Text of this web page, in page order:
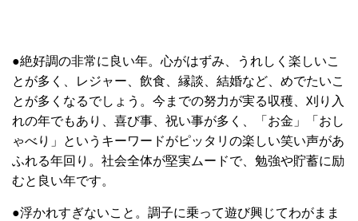
●絶好調の非常に良い年。心がはずみ、うれしく楽しいこ
とが多く、レジャー、飲食、縁談、結婚など、めでたいこ
とが多くなるでしょう。今までの努力が実る収穫、刈り入
れの年でもあり、喜び事、祝い事が多く、「お金」「おし
ゃべり」というキーワードがピッタリの楽しい笑い声があ
ふれる年回り。社会全体が堅実ムードで、勉強や貯蓄に励
むと良い年です。
●浮かれすぎないこと。調子に乗って遊び興じてわがまま